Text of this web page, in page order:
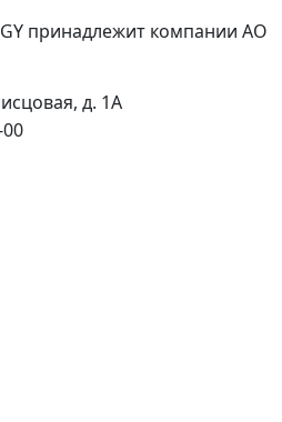
принадлежит компании АО
д. 1А